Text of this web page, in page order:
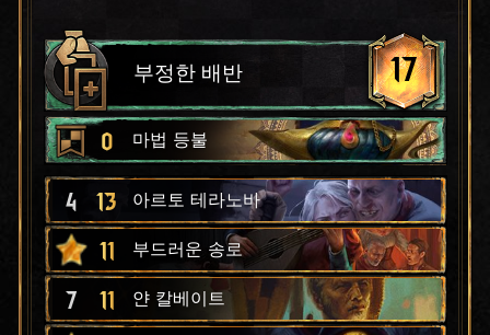
부정한 배반 17
0 마법 등불
4 13 아르토 테라노바
11 부드러운 송로
7 11 얀 칼베이트